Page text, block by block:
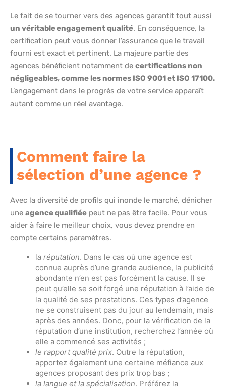
Le fait de se tourner vers des agences garantit tout aussi
un véritable engagement qualité. En conséquence, la
certification peut vous donner l’assurance que le travail
fourni est exact et pertinent. La majeure partie des
agences bénéficient notamment de certifications non
négligeables, comme les normes ISO 9001 et ISO 17100.
L’engagement dans le progrès de votre service apparaît
autant comme un réel avantage.
Comment faire la
sélection d’une agence ?
Avec la diversité de profils qui inonde le marché, dénicher
une agence qualifiée peut ne pas être facile. Pour vous
aider à faire le meilleur choix, vous devez prendre en
compte certains paramètres.
la réputation. Dans le cas où une agence est
connue auprès d’une grande audience, la publicité
abondante n’en est pas forcément la cause. Il se
peut qu’elle se soit forgé une réputation à l’aide de
la qualité de ses prestations. Ces types d’agence
ne se construisent pas du jour au lendemain, mais
après des années. Donc, pour la vérification de la
réputation d’une institution, recherchez l’année où
elle a commencé ses activités ;
le rapport qualité prix. Outre la réputation,
apportez également une certaine méfiance aux
agences proposant des prix trop bas ;
la langue et la spécialisation. Préférez la